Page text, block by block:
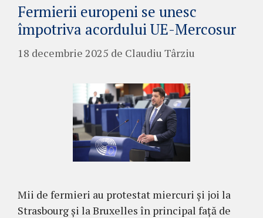
Fermierii europeni se unesc
împotriva acordului UE-Mercosur
18 decembrie 2025 de Claudiu Târziu
Mii de fermieri au protestat miercuri și joi la
Strasbourg și la Bruxelles în principal față de